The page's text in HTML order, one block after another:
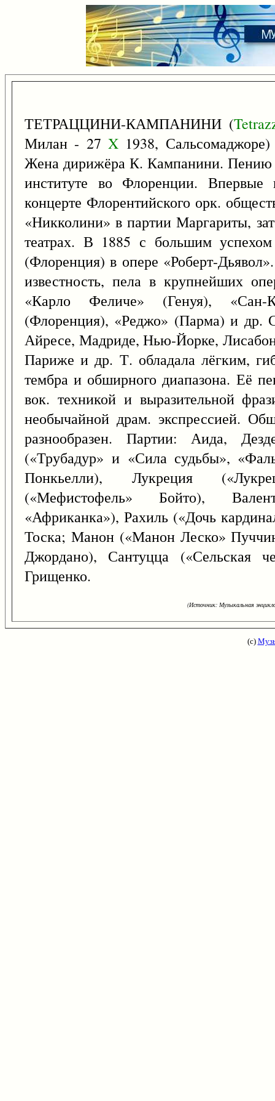
ТЕТРАЦЦИНИ-КАМПАНИНИ (
Милан - 27 X1938,
Жена дирижёра К. Кампанини. Пению
институте во Флоренции.
концерте Флорентийского орк.
«Никколини» в партии Маргариты,
театрах. В 1885 с большим
(Флоренция) в опере «Роберт-
известность, пела в крупнейших
«Карло Феличе» (Генуя), «Сан-
(Флоренция), «Реджо» (Парма) и др.
Айресе, Мадриде, Нью-Йорке,
Париже и др. Т. обладала лёгким,
тембра и обширного диапазона. Её
вок. техникой и выразительной
необычайной драм. экспрессией.
разнообразен. Партии: Аида,
(«Трубадур» и «Сила судьбы»,
Понкьелли), Лукреция
(«Мефистофель» Бойто),
«Африканка»), Рахиль («Дочь
Тоска; Манон («Манон Леско»
Джордано), Сантуцца
Грищенко.
(Источник: Музыкальная
(с)